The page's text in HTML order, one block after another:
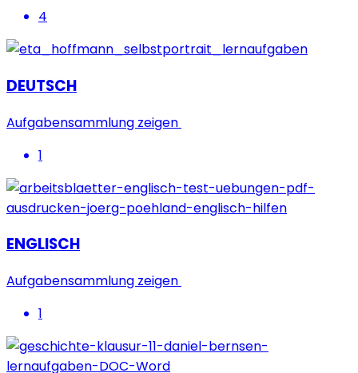
4
DEUTSCH
Aufgabensammlung zeigen
1
ENGLISCH
Aufgabensammlung zeigen
1